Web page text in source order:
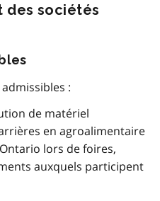
des sociétés
:
de matériel
en agroalimentaire
lors de foires,
auxquels participent